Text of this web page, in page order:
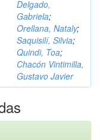
Delgado,
Gabriela;
Orellana, Nataly;
Saquisilí, Silvia;
Quindi, Toa;
Chacón Vintimilla,
Gustavo Javier